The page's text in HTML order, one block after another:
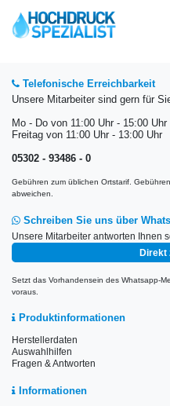
Telefonische Erreichbarkeit
Unsere Mitarbeiter sind gern für
Mo - Do von 11:00 Uhr - 15:00 Uhr
Freitag von 11:00 Uhr - 13:00 Uhr
05302 - 93486 - 0
Gebühren zum üblichen Ortstarif.
abweichen.
Schreiben Sie uns über
Unsere Mitarbeiter antworten Ihnen
Direkt
Setzt das Vorhandensein des Whatsapp-
voraus.
Produktinformationen
Herstellerdaten
Auswahlhilfen
Fragen & Antworten
Informationen